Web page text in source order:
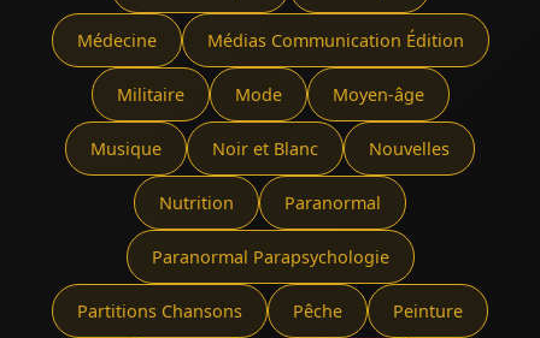
Médecine Médias Communication Édition
Militaire Mode Moyen-âge
Musique Noir et Blanc Nouvelles
Nutrition Paranormal
Paranormal Parapsychologie
Partitions Chansons Pêche Peinture